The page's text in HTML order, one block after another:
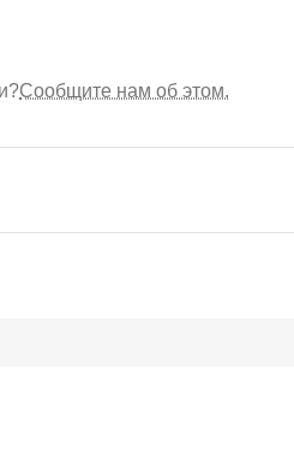
Сообщите нам об этом.